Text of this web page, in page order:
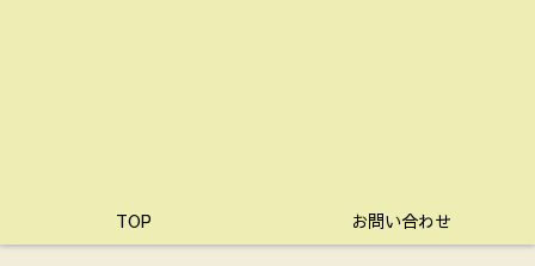
TOP お問い合わせ